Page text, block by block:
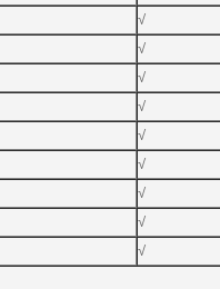
√
√
√
√
√
√
√
√
√